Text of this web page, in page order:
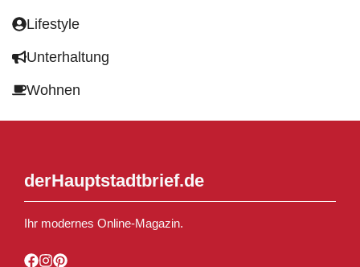
Lifestyle
Unterhaltung
Wohnen
derHauptstadtbrief.de
Ihr modernes Online-Magazin.